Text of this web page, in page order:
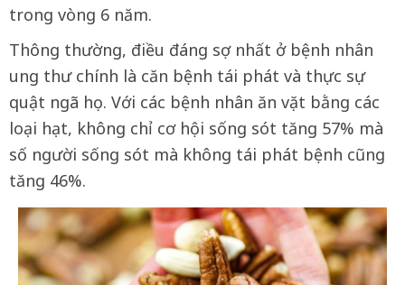
trong vòng 6 năm.
Thông thường, điều đáng sợ nhất ở bệnh nhân
ung thư chính là căn bệnh tái phát và thực sự
quật ngã họ. Với các bệnh nhân ăn vặt bằng các
loại hạt, không chỉ cơ hội sống sót tăng 57% mà
số người sống sót mà không tái phát bệnh cũng
tăng 46%.